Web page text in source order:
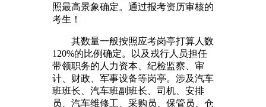
照最高景象确定。通过报考资历审核的
考生！
其数量一般按照应考岗亭打算人数
120%的比例确定。以及戎行人员担任
带领职务的人力资本、纪检监察、审
计、财政、军事设备等岗亭。涉及汽车
班班长、汽车班副班长、司机、安排
员、汽车维修工、采购员、保管员、仓